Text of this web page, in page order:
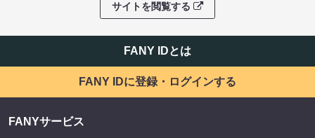
サイトを閲覧する
FANY IDとは
FANY IDに登録・ログインする
FANYサービス